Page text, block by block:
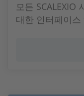
모든 SCALEXIO
대한 인터페이스